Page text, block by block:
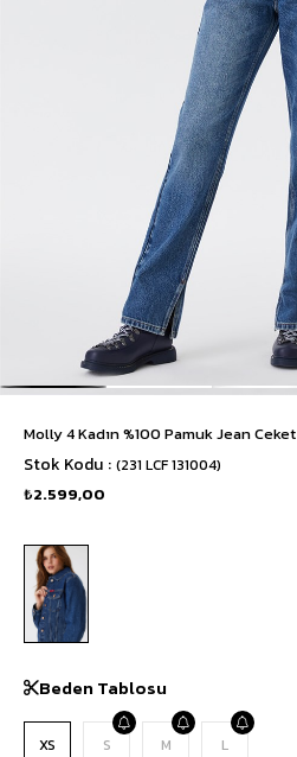
Molly 4 Kadın %100 Pamuk Jean Ceket
Stok Kodu (231 LCF 131004)
₺2.599,00
Beden Tablosu
XS S M L